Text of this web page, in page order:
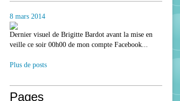
8 mars 2014
Dernier visuel de Brigitte Bardot avant la mise en
veille ce soir 00h00 de mon compte Facebook...
Plus de posts
Pages